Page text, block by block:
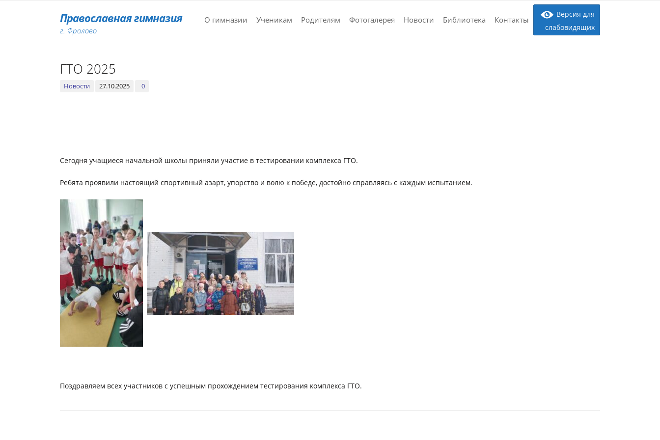
Православная гимназия
г. Фролово
О гимназии Ученикам Родителям Фотогалерея Новости Библиотека Контакты
Версия для
слабовидящих
ГТО 2025
Новости 27.10.2025 0
Сегодня учащиеся начальной школы приняли участие в тестировании комплекса ГТО.
Ребята проявили настоящий спортивный азарт, упорство и волю к победе, достойно справляясь с каждым испытанием.
Поздравляем всех участников с успешным прохождением тестирования комплекса ГТО.